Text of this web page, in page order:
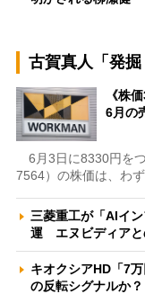
古賀真人「発掘
《株
6月の
6月3日に8330円を
7564）の株価は、わ
三菱重工が「AIイ
運 エヌビディア
キオクシアHD「7
の反転シグナルか